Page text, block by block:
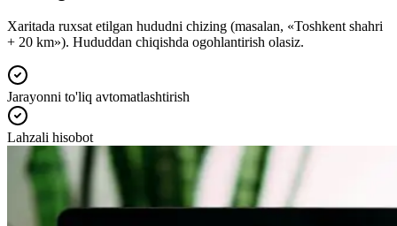
Xaritada ruxsat etilgan hududni chizing (masalan, «Toshkent shahri
+ 20 km»). Hududdan chiqishda ogohlantirish olasiz.
Jarayonni to'liq avtomatlashtirish
Lahzali hisobot